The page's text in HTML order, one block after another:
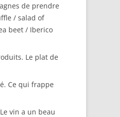
de prendre
/ salad of
beet / Iberico
Le plat de
Ce qui frappe
vin a un beau